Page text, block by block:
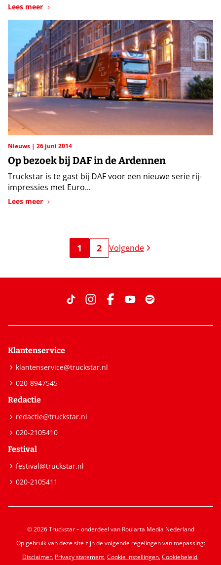
Lees meer
Nieuws 26 juni 2014
Op bezoek bij DAF in de Ardennen
Truckstar is te gast bij DAF voor een nieuwe serie rij-
impressies met Euro...
Lees meer
1 2 Volgende
Klantenservice
klantenservice@truckstar.nl
020-8947545
Redactie
redactie@truckstar.nl
020-2105410
Festival
festival@truckstar.nl
020-2105411
© 2026 Truckstar – onderdeel van Roularta Media Nederland
Op gebruik van deze site zijn de volgende regelingen van toepassing:
Disclaimer, Privacy statement,Cookie instellingen,Cookiebeleid,